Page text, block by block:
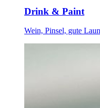
Drink & Paint
Wein, Pinsel, gute